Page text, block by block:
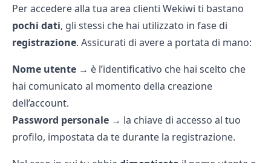
Per accedere alla tua area clienti Wekiwi ti bastano
pochi dati, gli stessi che hai utilizzato in fase di
registrazione. Assicurati di avere a portata di mano:
Nome utente → è l’identificativo che hai scelto che
hai comunicato al momento della creazione
dell’account.
Password personale → la chiave di accesso al tuo
profilo, impostata da te durante la registrazione.